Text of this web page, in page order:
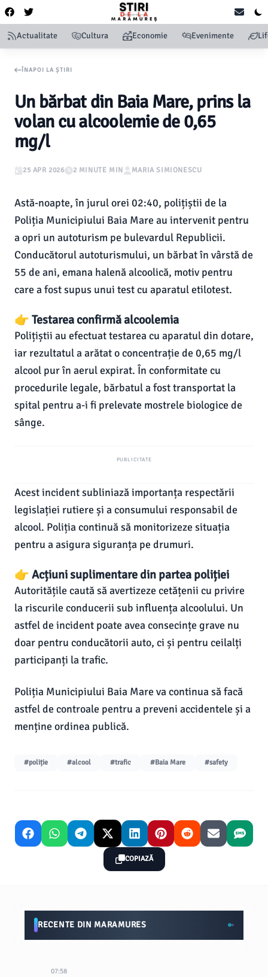
Actualitate Cultura Economie Evenimente
ÎNAPOI LA ȘTIRI
Un bărbat din Baia Mare, prins la
volan cu alcoolemie de 0,65
mg/l
25 APR 2026 2 MINUTE MIN MARIA SIMIONESCU
Astă-noapte, în jurul orei 02:40, polițiștii de la
Poliția Municipiului Baia Mare au intervenit pentru
a opri un autoturism pe bulevardul Republicii.
Conducătorul autoturismului, un bărbat în vârstă de
55 de ani, emana halenă alcoolică, motiv pentru
care a fost supus unui test cu aparatul etilotest.
👉 Testarea confirmă alcoolemia
Polițiștii au efectuat testarea cu aparatul din dotare,
iar rezultatul a arătat o concentrație de 0,65 mg/l
alcool pur în aerul expirat. În conformitate cu
procedurile legale, bărbatul a fost transportat la
spital pentru a-i fi prelevate mostrele biologice de
sânge.
PUBLICITATE
Acest incident subliniază importanța respectării
legislației rutiere și a consumului responsabil de
alcool. Poliția continuă să monitorizeze situația
pentru a asigura siguranța pe drumuri.
👉 Acțiuni suplimentare din partea poliției
Autoritățile caută să avertizeze cetățenii cu privire
la riscurile conducerii sub influența alcoolului. Un
astfel de incident poate avea consecințe grave nu
doar pentru conducătorii auto, ci și pentru ceilalți
participanți la trafic.
Poliția Municipiului Baia Mare va continua să facă
astfel de controale pentru a preveni accidentele și a
menține ordinea publică.
#poliție #alcool #trafic #Baia Mare #safety
COPIAZĂ
RECENTE DIN MARAMURES
07:58